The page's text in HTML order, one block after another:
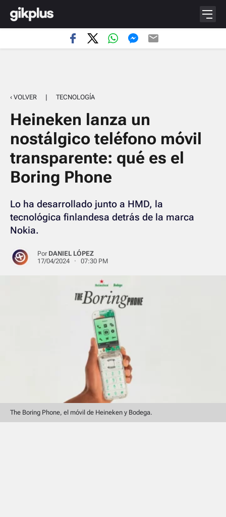
‹ VOLVER | TECNOLOGÍA
Heineken lanza un
nostálgico teléfono móvil
transparente: qué es el
Boring Phone
Lo ha desarrollado junto a HMD, la
tecnológica finlandesa detrás de la marca
Nokia.
Por DANIEL LÓPEZ
17/04/2024 · 07:30 PM
The Boring Phone, el móvil de Heineken y Bodega.